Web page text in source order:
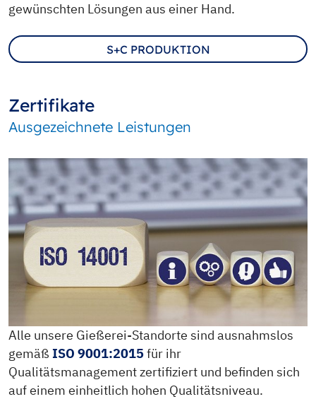
gewünschten Lösungen aus einer Hand.
S+C PRODUKTION
Zertifikate
Ausgezeichnete Leistungen
Alle unsere Gießerei-Standorte sind ausnahmslos
gemäß ISO 9001:2015für ihr
Qualitätsmanagement zertifiziert und befinden sich
auf einem einheitlich hohen Qualitätsniveau.